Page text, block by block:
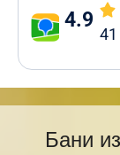
4.9
41
Бани